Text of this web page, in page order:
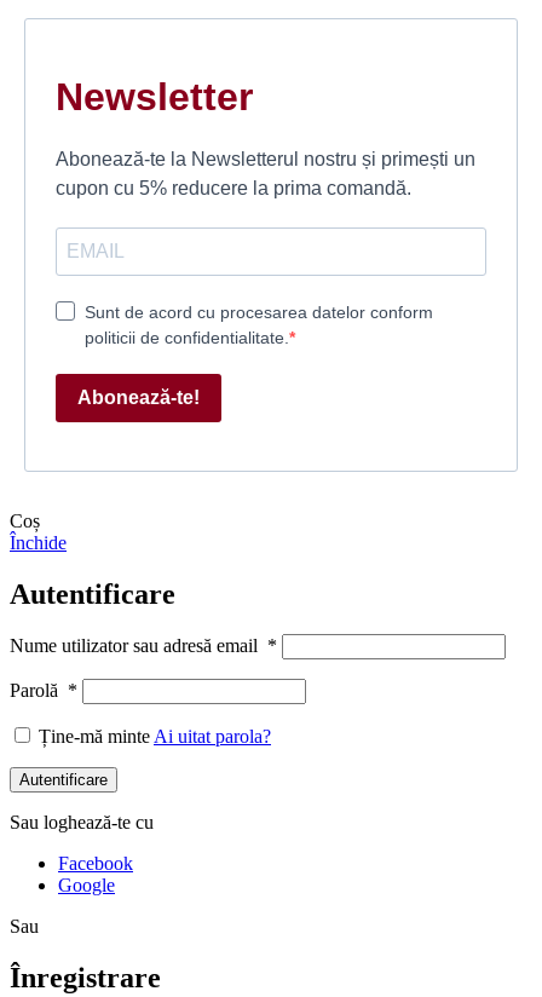
Newsletter
Abonează-te la Newsletterul nostru și primești un
cupon cu 5% reducere la prima comandă.
Sunt de acord cu procesarea datelor conform
politicii de confidentialitate.
Abonează-te!
Coș
Închide
Autentificare
Nume utilizator sau adresă email *
Parolă *
Ține-mă minteAi uitat parola?
Autentificare
Sau loghează-te cu
Facebook
Google
Sau
Înregistrare